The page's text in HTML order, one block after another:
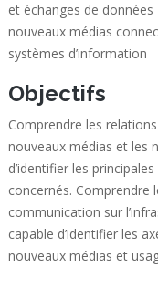
et échanges de
nouveaux médias
systèmes d’information
Objectifs
Comprendre les
nouveaux médias et les
d’identifier les
concernés. Comprendre
communication sur
capable d’identifier les
nouveaux médias et